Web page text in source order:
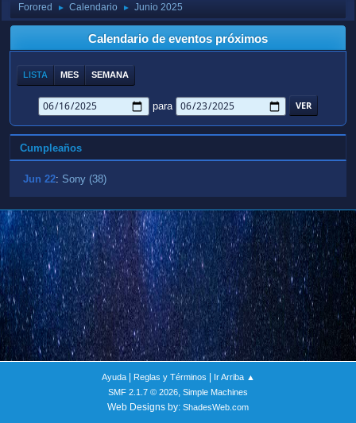
Forored ► Calendario ► Junio 2025
Calendario de eventos próximos
LISTA MES SEMANA
para
Cumpleaños
Jun 22: Sony (38)
Ayuda| Reglas y Términos
Ir Arriba ▲
SMF 2.1.7 © 2026, Simple Machines
Web Designs by: ShadesWeb.com